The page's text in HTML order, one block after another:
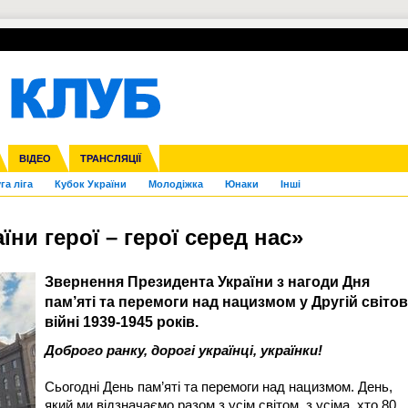
ВІДЕО ТРАНСЛЯЦІЇ
ліга Кубок України Молодіжка Юнаки Інші
Ліга націй Ліга конференцій
Франція ІншіЧЄ-2015 (U-21)
УПЛ-ПЕРЕХОДИ
герої – герої серед нас»
Звернення Президента України з нагоди Дня
пам’яті та перемоги над нацизмом у Другій
війні 1939-1945 років.
Доброго ранку, дорогі українці, українки!
Сьогодні День пам’яті та перемоги над нацизмом. День,
який ми відзначаємо разом з усім світом, з усіма, хто 80